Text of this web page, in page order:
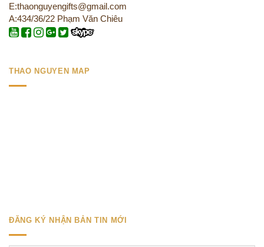
E:thaonguyengifts@gmail.com
A:434/36/22 Phạm Văn Chiêu
THAO NGUYEN MAP
ĐĂNG KÝ NHẬN BẢN TIN MỚI